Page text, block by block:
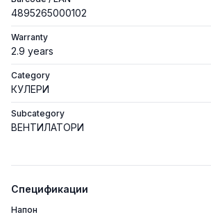
4895265000102
Warranty
2.9 years
Category
КУЛЕРИ
Subcategory
ВЕНТИЛАТОРИ
Спецификации
Напон